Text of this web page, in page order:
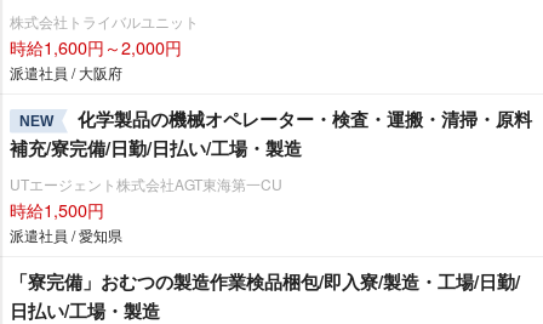
株式会社トライバルユニット
時給1,600円～2,000円
派遣社員 / 大阪府
NEW
化学製品の機械オペレーター・検査・運搬・清掃・原料
補充/寮完備/日勤/日払い/工場・製造
UTエージェント株式会社AGT東海第一CU
時給1,500円
派遣社員 / 愛知県
「寮完備」おむつの製造作業検品梱包/即入寮/製造・工場/日勤/
日払い/工場・製造